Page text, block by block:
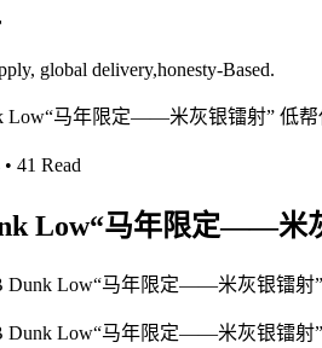
global delivery,honesty-Based.
• 41 Read
Low“马年限定——米